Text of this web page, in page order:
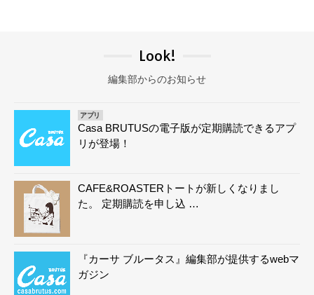
Look!
編集部からのお知らせ
アプリ
Casa BRUTUSの電子版が定期購読できるアプ
リが登場！
CAFE&ROASTERトートが新しくなりまし
た。 定期購読を申し込 …
『カーサ ブルータス』編集部が提供するwebマ
ガジン